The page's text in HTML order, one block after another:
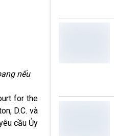
nếu
for the
D.C. và
cầu Ủy